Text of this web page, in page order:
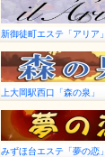
新御徒町エステ「アリア」
上大岡駅西口「森の泉」
みずほ台エステ「夢の恋」